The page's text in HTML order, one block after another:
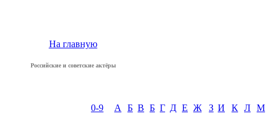
На главную
Российские и советские актёры
0-9 А Б В Б Г Д Е Ж З И К Л М